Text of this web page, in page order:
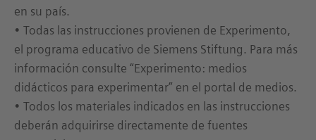
en su país.
• Todas las instrucciones provienen de Experimento,
el programa educativo de Siemens Stiftung. Para más
información consulte “Experimento: medios
didácticos para experimentar” en el portal de medios.
• Todos los materiales indicados en las instrucciones
deberán adquirirse directamente de fuentes